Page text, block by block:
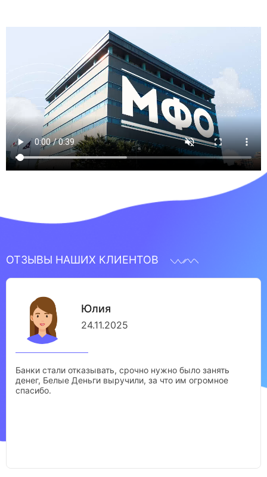
ОТЗЫВЫ НАШИХ КЛИЕНТОВ
Юлия
24.11.2025
Банки стали отказывать, срочно нужно было занять
денег, Белые Деньги выручили, за что им огромное
спасибо.